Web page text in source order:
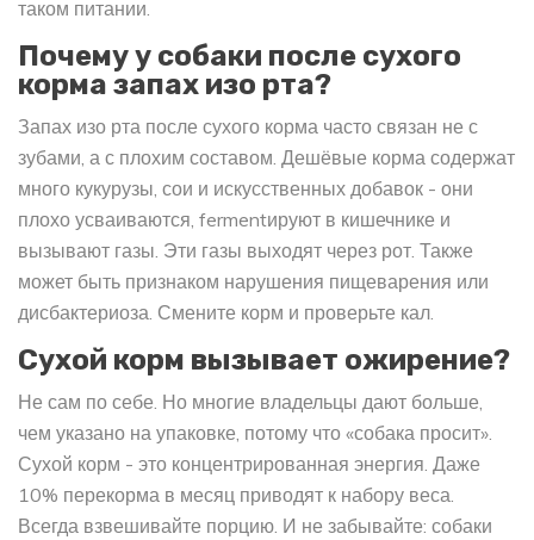
таком питании.
Почему у собаки после сухого
корма запах изо рта?
Запах изо рта после сухого корма часто связан не с
зубами, а с плохим составом. Дешёвые корма содержат
много кукурузы, сои и искусственных добавок - они
плохо усваиваются, fermentируют в кишечнике и
вызывают газы. Эти газы выходят через рот. Также
может быть признаком нарушения пищеварения или
дисбактериоза. Смените корм и проверьте кал.
Сухой корм вызывает ожирение?
Не сам по себе. Но многие владельцы дают больше,
чем указано на упаковке, потому что «собака просит».
Сухой корм - это концентрированная энергия. Даже
10% перекорма в месяц приводят к набору веса.
Всегда взвешивайте порцию. И не забывайте: собаки